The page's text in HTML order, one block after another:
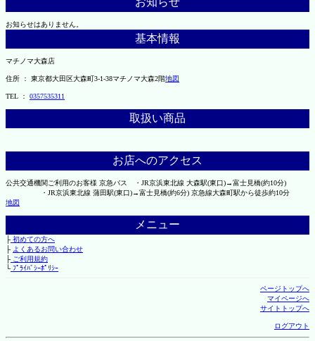
お知らせはありません。
基本情報
マチノマ大森店
住所 ： 東京都大田区大森町3-1-38マチノマ大森2階地図
TEL ： 0357535311
取扱い商品
お店へのアクセス
公共交通機関ご利用のお客様 京急バス ・JR京浜東北線 大森駅(東口)→富士見橋(約10分)
・JR京浜東北線 蒲田駅(東口)→富士見橋(約6分) 京急線大森町駅から徒歩約10分
地図
メニュー
├初めての方へ
├ よくあるお問い合わせ
├ご利用規約
└ﾌﾟﾗｲﾊﾞｼｰﾎﾟﾘｼｰ
ページトップへ
マイページへ
サイトトップへ
ログアウト